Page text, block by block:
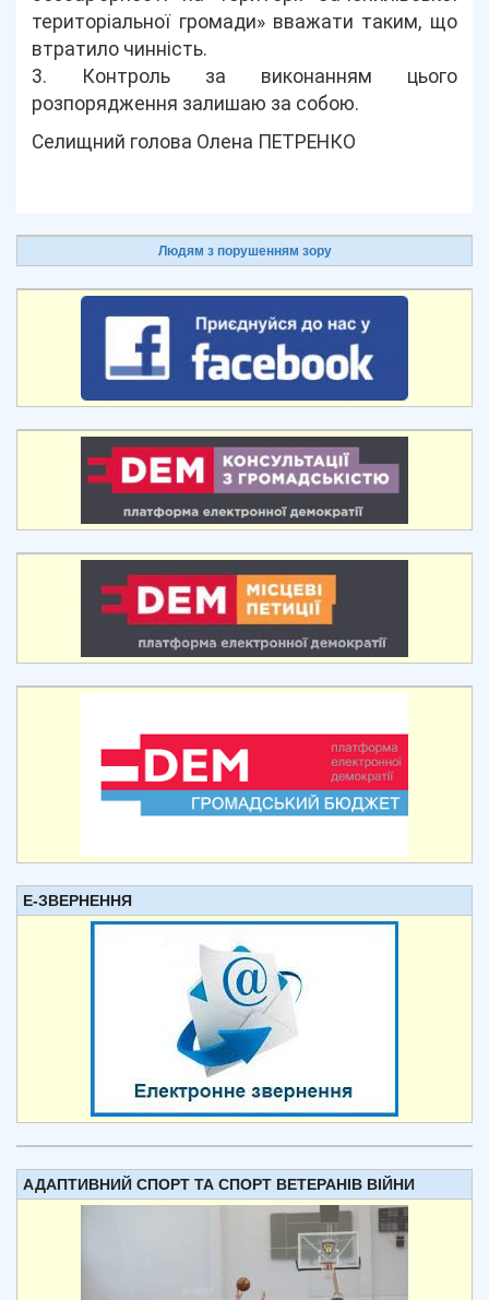
територіальної громади» вважати таким, що
втратило чинність.
3. Контроль за виконанням цього
розпорядження залишаю за собою.
Селищний голова Олена ПЕТРЕНКО
Людям з порушенням зору
Е-ЗВЕРНЕННЯ
АДАПТИВНИЙ СПОРТ ТА СПОРТ ВЕТЕРАНІВ ВІЙНИ